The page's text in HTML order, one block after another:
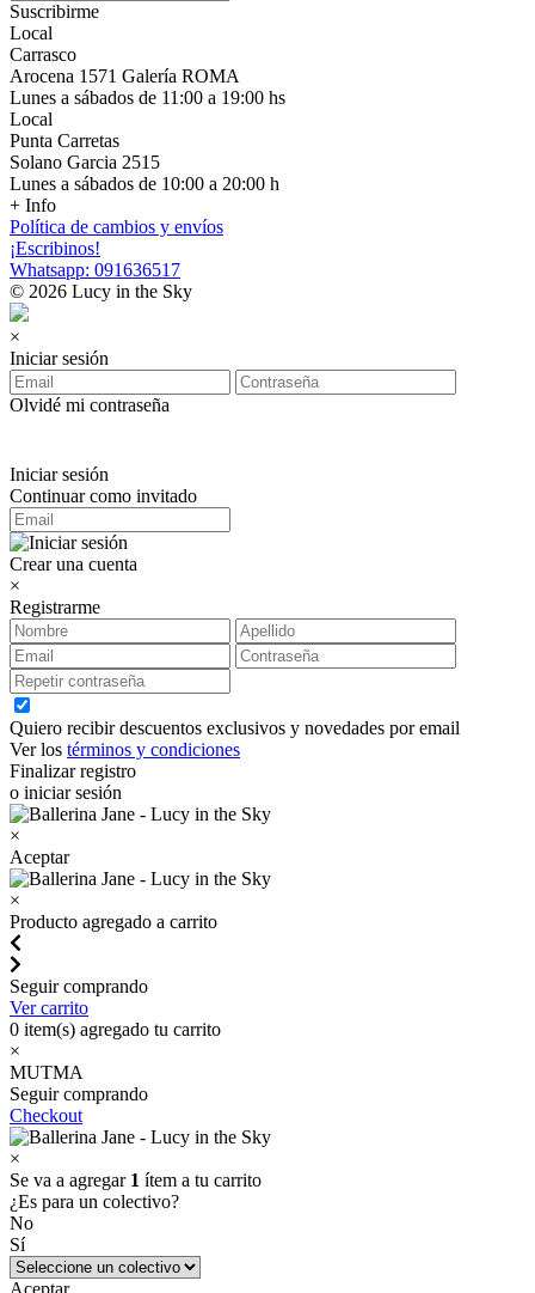
Suscribirme
Local
Carrasco
Arocena 1571 Galería ROMA
Lunes a sábados de 11:00 a 19:00 hs
Local
Punta Carretas
Solano Garcia 2515
Lunes a sábados de 10:00 a 20:00 h
+ Info
Política de cambios y envíos
¡Escribinos!
Whatsapp: 091636517
© 2026 Lucy in the Sky
×
Iniciar sesión
Olvidé mi contraseña
Iniciar sesión
Continuar como invitado
Crear una cuenta
×
Registrarme
Quiero recibir descuentos exclusivos y novedades por email
Ver los términos y condiciones
Finalizar registro
o iniciar sesión
×
Aceptar
×
Producto agregado a carrito
Seguir comprando
Ver carrito
0 item(s) agregado tu carrito
×
MUTMA
Seguir comprando
Checkout
×
Se va a agregar 1 ítem a tu carrito
¿Es para un colectivo?
No
Sí
Aceptar